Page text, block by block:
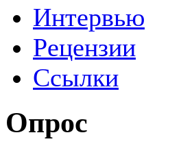
Интервью
Рецензии
Ссылки
Опрос